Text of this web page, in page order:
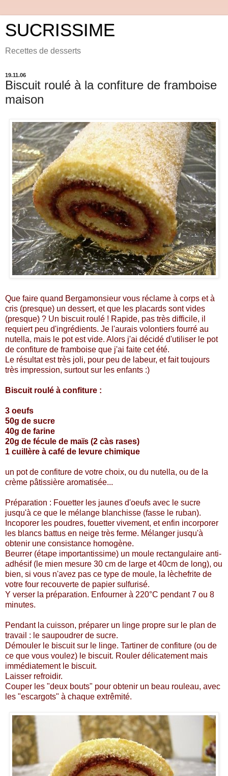
SUCRISSIME
Recettes de desserts
19.11.06
Biscuit roulé à la confiture de framboise
maison
Que faire quand Bergamonsieur vous réclame à corps et à
cris (presque) un dessert, et que les placards sont vides
(presque) ? Un biscuit roulé ! Rapide, pas très difficile, il
requiert peu d'ingrédients. Je l'aurais volontiers fourré au
nutella, mais le pot est vide. Alors j'ai décidé d'utiliser le pot
de confiture de framboise que j'ai faite cet été.
Le résultat est très joli, pour peu de labeur, et fait toujours
très impression, surtout sur les enfants :)
Biscuit roulé à confiture :
3 oeufs
50g de sucre
40g de farine
20g de fécule de maïs (2 càs rases)
1 cuillère à café de levure chimique
un pot de confiture de votre choix, ou du nutella, ou de la
crème pâtissière aromatisée...
Préparation : Fouetter les jaunes d'oeufs avec le sucre
jusqu'à ce que le mélange blanchisse (fasse le ruban).
Incoporer les poudres, fouetter vivement, et enfin incorporer
les blancs battus en neige très ferme. Mélanger jusqu'à
obtenir une consistance homogène.
Beurrer (étape importantissime) un moule rectangulaire anti-
adhésif (le mien mesure 30 cm de large et 40cm de long), ou
bien, si vous n'avez pas ce type de moule, la lèchefrite de
votre four recouverte de papier sulfurisé.
Y verser la préparation. Enfourner à 220°C pendant 7 ou 8
minutes.
Pendant la cuisson, préparer un linge propre sur le plan de
travail : le saupoudrer de sucre.
Démouler le biscuit sur le linge. Tartiner de confiture (ou de
ce que vous voulez) le biscuit. Rouler délicatement mais
immédiatement le biscuit.
Laisser refroidir.
Couper les "deux bouts" pour obtenir un beau rouleau, avec
les "escargots" à chaque extrêmité.